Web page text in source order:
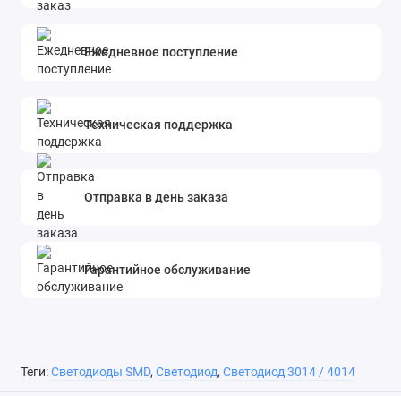
Ежедневное поступление
Техническая поддержка
Отправка в день заказа
Гарантийное обслуживание
Теги:Светодиоды SMD, Светодиод, Светодиод 3014 / 4014